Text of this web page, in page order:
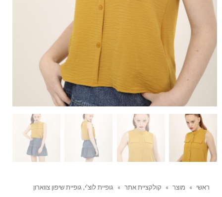
ראשי » מוצר » קולקציית אתר » גופיית לוצ'י, גופיית שיפון צווארון